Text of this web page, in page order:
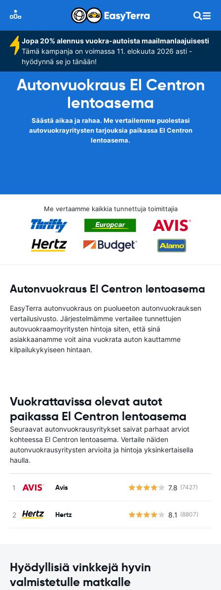
Jopa 20% alennus vuokra-autoista maailmanlaajuisesti
Tämä kampanja on voimassa 11. elokuuta 2026 asti -
hyödynnä se jo tänään!
Autonvuokraus El Centron
lentoasema
Säästä aikaa ja rahaa. Me vertailemme puolestasi
autovuokrayritysten tarjouksia paikassa El Centron
lentoasema.
Me vertaamme kaikkia tunnettuja toimittajia
Autonvuokraus El Centron lentoasema
EasyTerra autonvuokraus on puolueeton autonvuokrauksen
vertailusivusto. Järjestelmämme vertailee tunnettujen
autovuokraamoyritysten hintoja siten, että sinä
asiakkaanamme voit aina vuokrata auton kauttamme
kilpailukykyiseen hintaan.
Vuokrattavissa olevat autot
paikassa El Centron lentoasema
Seuraavat autonvuokrausyritykset saivat parhaat arviot
kohteessa El Centron lentoasema. Vertaile näiden
autonvuokrausyritysten arvioita ja hintoja yksinkertaisella
haulla.
Avis 7.8 (7427)
Hertz 8.1 (8807)
Hyödyllisiä vinkkejä hyvin
valmistetulle matkalle